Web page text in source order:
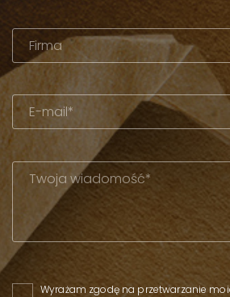
Please leave this field empty.
Wyrażam zgodę na przetwarzanie